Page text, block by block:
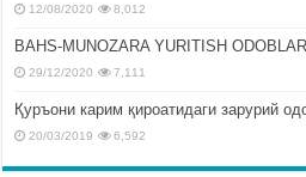
12/08/2020 8,012
BAHS-MUNOZARA YURITISH ODOBLARI
29/12/2020 7,111
Қуръони карим қироатидаги зарурий
20/03/2019 6,592